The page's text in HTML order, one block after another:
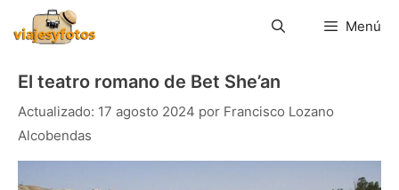
contenido
Menú
El teatro romano de Bet She’an
17 agosto 2024 por Francisco Lozano
Alcobendas